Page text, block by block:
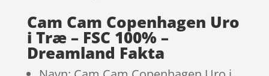
Cam Cam Copenhagen Uro
i Træ – FSC 100% –
Dreamland Fakta